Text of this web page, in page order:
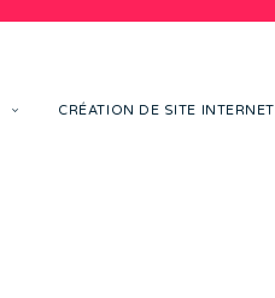
CRÉATION DE SITE INTERNET